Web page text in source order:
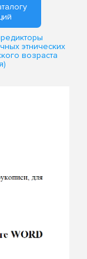
этнических
возраста